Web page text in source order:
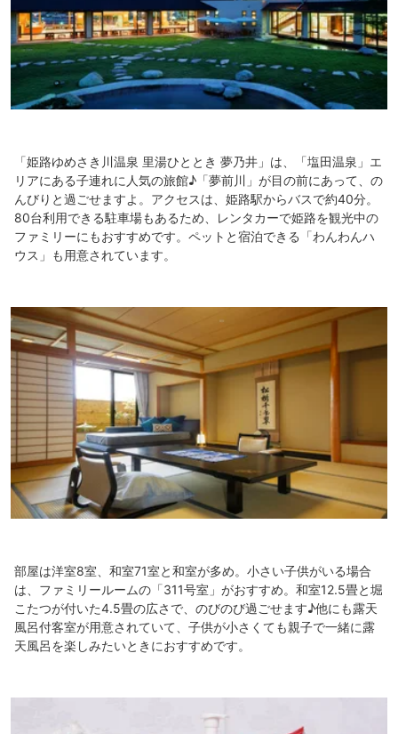
「姫路ゆめさき川温泉 里湯ひととき 夢乃井」は、「塩田温泉」エ
リアにある子連れに人気の旅館♪「夢前川」が目の前にあって、の
んびりと過ごせますよ。アクセスは、姫路駅からバスで約40分。
80台利用できる駐車場もあるため、レンタカーで姫路を観光中の
ファミリーにもおすすめです。ペットと宿泊できる「わんわんハ
ウス」も用意されています。
部屋は洋室8室、和室71室と和室が多め。小さい子供がいる場合
は、ファミリールームの「311号室」がおすすめ。和室12.5畳と堀
こたつが付いた4.5畳の広さで、のびのび過ごせます♪他にも露天
風呂付客室が用意されていて、子供が小さくても親子で一緒に露
天風呂を楽しみたいときにおすすめです。